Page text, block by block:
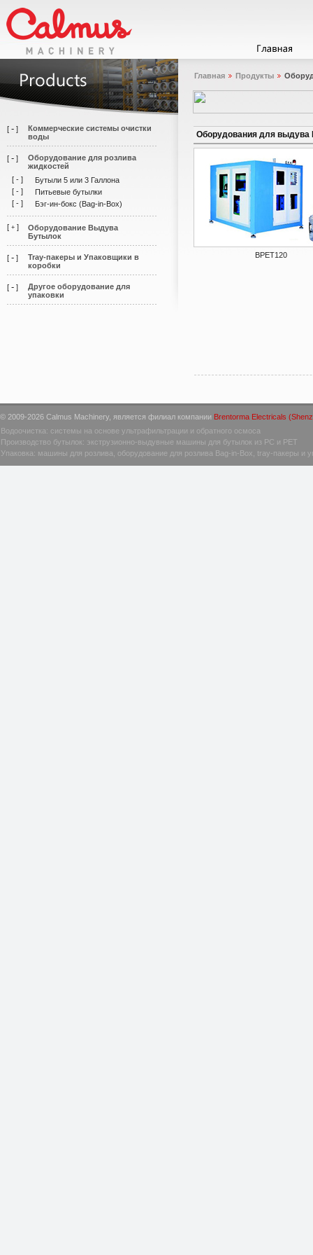
[ - ]
Коммерческие системы очистки
воды
[ - ]
Оборудование для розлива
жидкостей
[ - ]
Бутыли 5 или 3 Галлона
[ - ]
Питьевые бутылки
[ - ] Бэг-ин-бокс (Bag-in-Box)
[ + ]
Оборудование Выдува
Бутылок
[ - ]
Tray-пакеры и Упаковщики в
коробки
[ - ]
Другое оборудование для
упаковки
Главная Продукты
Оборудования для выдува
BPET120
© 2009-2026 Calmus Machinery, является филиал компании Brentorma Electricals
Водоочистка: системы на основе ультрафильтрации и обратного осмоса
Производство бутылок: экструзионно-выдувные машины для бутылок из PC и PET
Упаковка: машины для розлива, оборудование для розлива Bag-in-Box, tray-пакеры и